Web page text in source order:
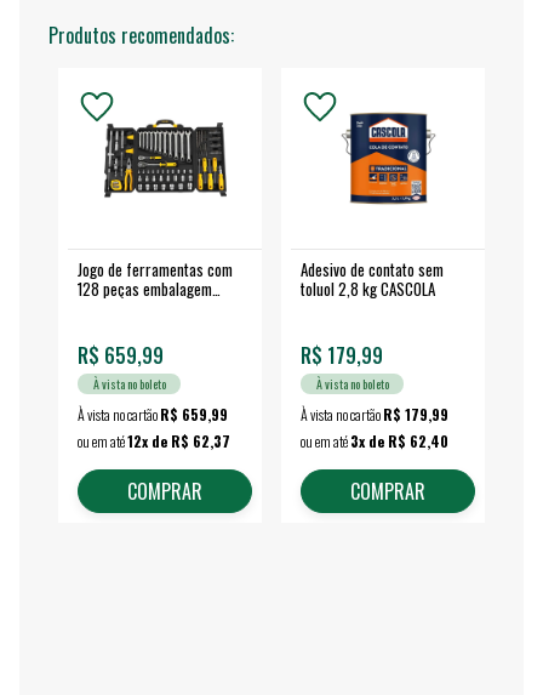
Produtos recomendados:
Jogo de ferramentas com
128 peças embalagem
R$ 659,99
À vista no boleto
À vista no cartãoR$ 659,99
ou em até12x de R$ 62,37
COMPRAR
Adesivo de contato sem
toluol 2,8 kg CASCOLA
R$ 179,99
À vista no boleto
À vista no cartãoR$ 179,99
ou em até3x de R$ 62,40
COMPRAR